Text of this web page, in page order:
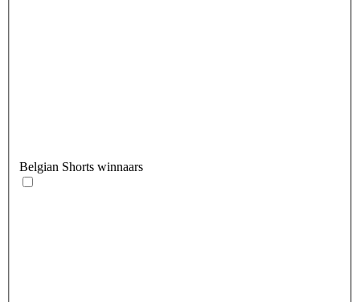
Belgian Shorts winnaars